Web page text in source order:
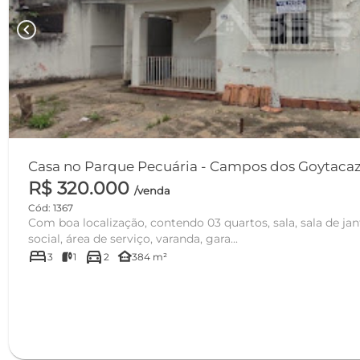
chevron_left
Casa no Parque Pecuária - Campos dos
R$ 320.000 /venda
Cód: 1367
Com boa localização, contendo 03 quartos, sala, sala de
social, área de serviço, varanda, gara...
bed3 1 directions_car 2 other_houses384 m²